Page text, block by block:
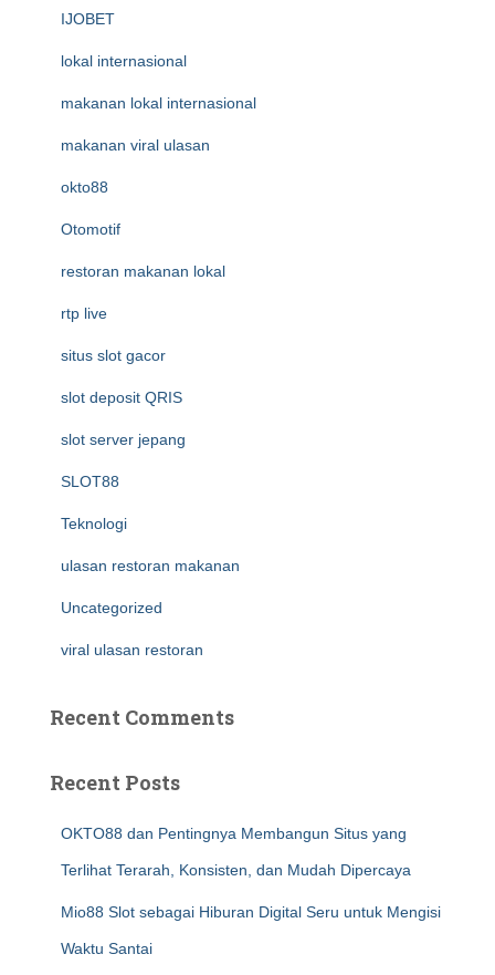
IJOBET
lokal internasional
makanan lokal internasional
makanan viral ulasan
okto88
Otomotif
restoran makanan lokal
rtp live
situs slot gacor
slot deposit QRIS
slot server jepang
SLOT88
Teknologi
ulasan restoran makanan
Uncategorized
viral ulasan restoran
Recent Comments
Recent Posts
OKTO88 dan Pentingnya Membangun Situs yang
Terlihat Terarah, Konsisten, dan Mudah Dipercaya
Mio88 Slot sebagai Hiburan Digital Seru untuk Mengisi
Waktu Santai